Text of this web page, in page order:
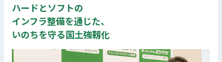
ハードとソフトの
インフラ整備を通じた、
いのちを守る国土強靱化